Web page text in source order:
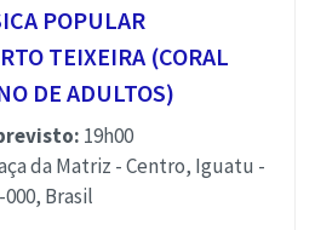
POPULAR
TEIXEIRA (CORAL
DE ADULTOS)
19h00
da Matriz - Centro, Iguatu -
000, Brasil